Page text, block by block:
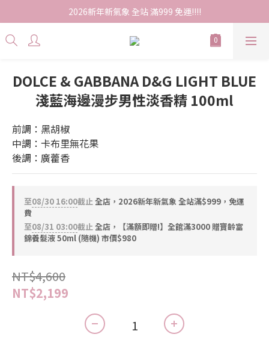
2026新年新氣象 全站 滿999 免運!!!!
DOLCE & GABBANA D&G LIGHT BLUE
淺藍海邊漫步男性淡香精 100ml
前調：黑胡椒
中調：卡布里無花果
後調：廣藿香
至08/30 16:00截止全店，2026新年新氣象 全站滿$999，免運
費
至08/31 03:00截止全店，【滿額即贈!】全館滿3000 贈寶齡富
錦養髮液 50ml (隨機) 市價$980
NT$4,600
NT$2,199